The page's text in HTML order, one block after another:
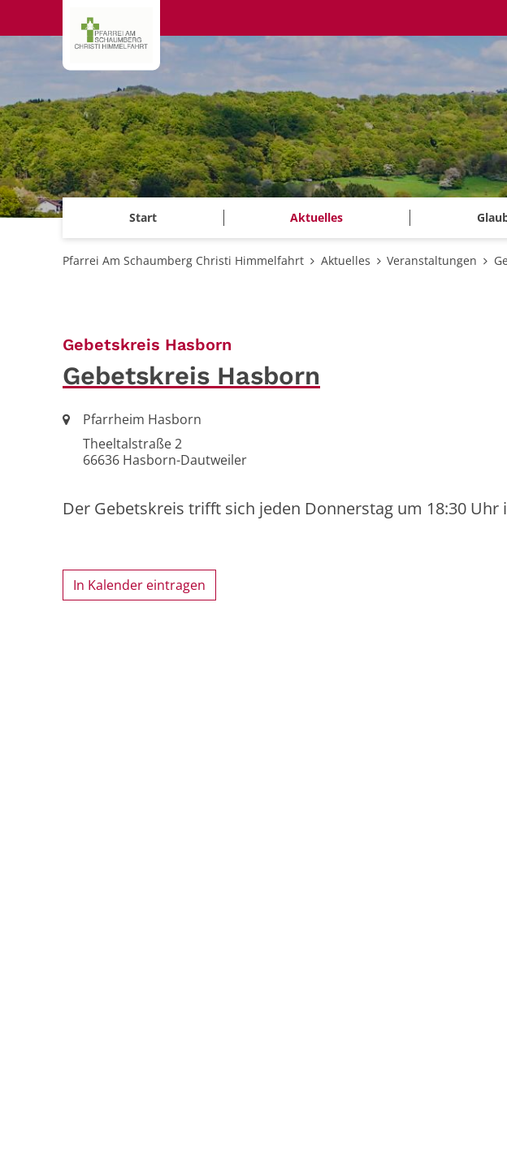
Start Aktuelles
Pfarrei Am Schaumberg Christi Himmelfahrt Aktuelles Veranstaltungen
Gebetskreis Hasborn
Gebetskreis Hasborn
Ort:Pfarrheim Hasborn
Theeltalstraße 2
66636 Hasborn-Dautweiler
Der Gebetskreis trifft sich jeden Donnerstag um 18:30
In Kalender eintragen